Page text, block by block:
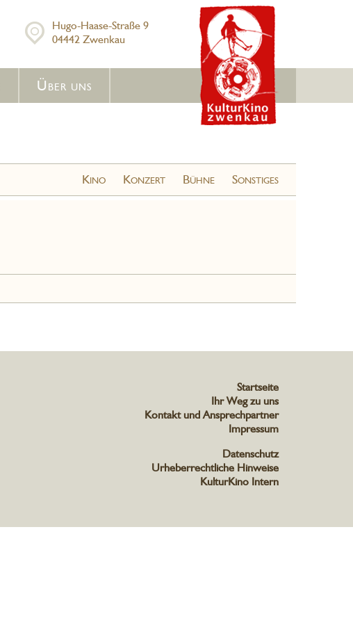
Hugo-Haase-Straße 9
04442 Zwenkau
Über uns
Kino Konzert Bühne Sonstiges
Startseite
Ihr Weg zu uns
Kontakt und Ansprechpartner
Impressum
Datenschutz
Urheberrechtliche Hinweise
KulturKino Intern